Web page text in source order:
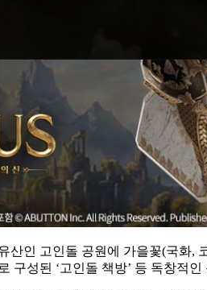
산인 고인돌 공원에 가을꽃(국화,
구성된 ‘고인돌 책방’ 등 독창적